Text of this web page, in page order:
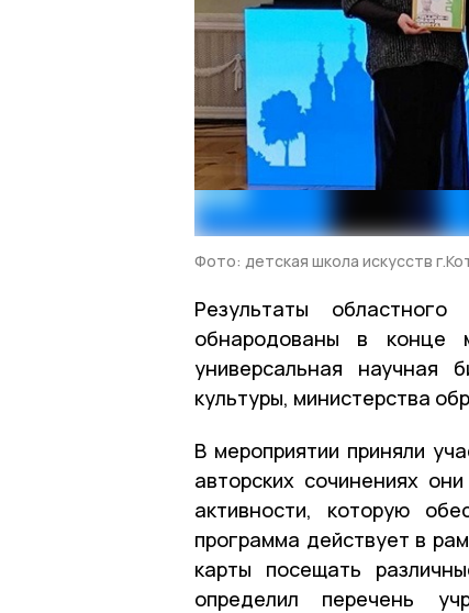
Фото: детская школа искусств
Результаты
обнародованы в конце
универсальная научная
культуры, министерства
В мероприятии приняли
авторских сочинениях
активности, которую
программа действует в
карты посещать
определил перечень